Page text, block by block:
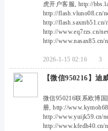
论
虎开户客服, http://
http://flash.vluno08.cn/
http://
http://www.eq7rzs.cn/
http://www.nasax85.cn/
2026-1-15 02:16 3
【微信950216】迪
微信950216联系欧博
册, http://
http://www.yuijk59.cn/
http://www.kfedh40.cn/